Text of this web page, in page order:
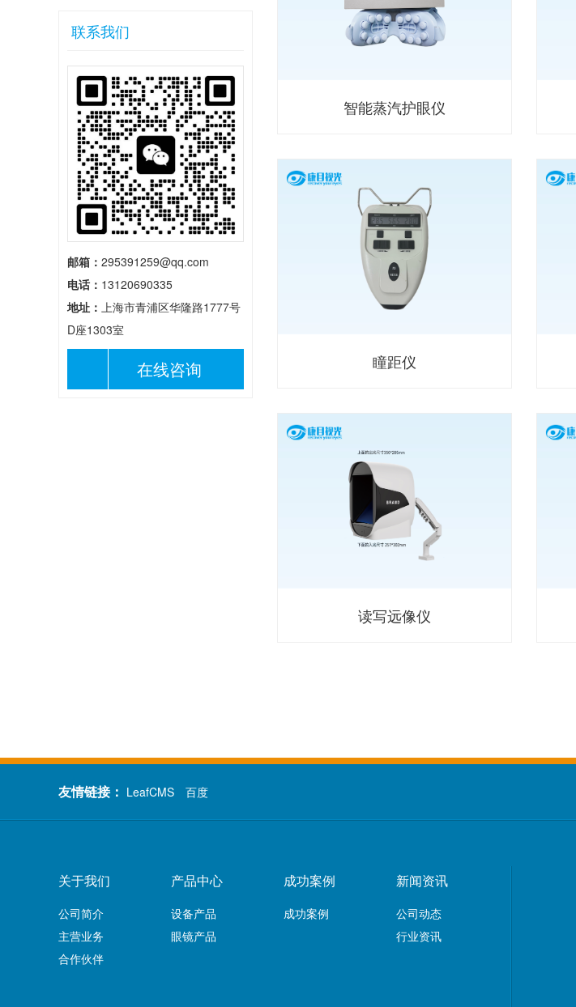
联系我们
邮箱： 295391259@qq.com
电话： 13120690335
地址： 上海市青浦区华隆路1777号
D座1303室
在线咨询
智能蒸汽护眼仪
瞳距仪
读写远像仪
友情链接： LeafCMS 百度
关于我们
公司简介
主营业务
合作伙伴
产品中心
设备产品
眼镜产品
成功案例
成功案例
新闻资讯
公司动态
行业资讯